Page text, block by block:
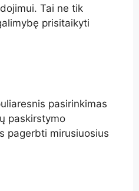
Tai ne tik
prisitaikyti
pasirinkimas
paskirstymo
pagerbti mirusiuosius